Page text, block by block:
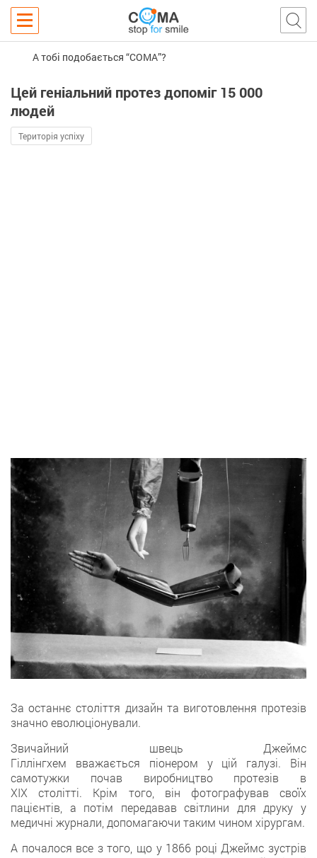
А тобі подобається “COMA”?
Цей геніальний протез допоміг 15 000
людей
Територія успіху
За останнє століття дизайн та виготовлення протезів
значно еволюціонували.
Звичайний швець Джеймс
Гіллінгхем вважається піонером у цій галузі. Він
самотужки почав виробництво протезів в
ХІХ столітті. Крім того, він фотографував своїх
пацієнтів, а потім передавав світлини для друку у
медичні журнали, допомагаючи таким чином хірургам.
А почалося все з того, що у 1866 році Джеймс зустрів